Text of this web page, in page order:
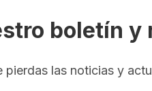
boletín
pierdas las noticias y